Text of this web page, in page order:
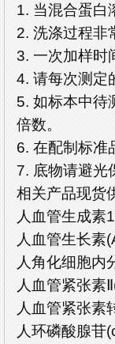
1. 当混合蛋白
2. 洗涤过程非
3. 一次加样时
4. 请每次测定
5. 如标本中待
倍数。
6. 在配制标准
7. 底物请避
相关产品现货
人血管生成素
人血管生长素
人角化细胞内
人血管紧张素
人血管紧张素
人环磷酸腺苷